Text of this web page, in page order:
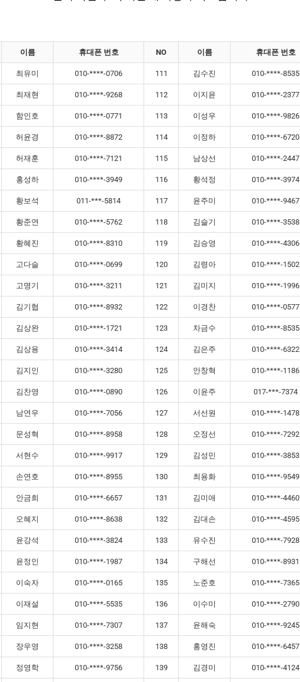
이름 휴대폰 번호 NO 이름 휴대폰 번호
최유미 010-****-0706 111 김수진 010-****-8535
최재현 010-****-9268 112 이지윤 010-****-2377
함인호 010-****-0771 113 이성우 010-****-9826
허윤경 010-****-8872 114 이정하 010-****-6720
허재훈 010-****-7121 115 남상선 010-****-2447
홍성하 010-****-3949 116 황석정 010-****-3974
황보석 011-***-5814 117 윤주미 010-****-9467
황준연 010-****-5762 118 김슬기 010-****-3538
황혜진 010-****-8310 119 김승영 010-****-4306
고다슬 010-****-0699 120 김령아 010-****-1502
고명기 010-****-3211 121 김미지 010-****-1996
김기협 010-****-8932 122 이경찬 010-****-0577
김상완 010-****-1721 123 차금수 010-****-8535
김상용 010-****-3414 124 김은주 010-****-6322
김지인 010-****-3280 125 안창혁 010-****-1186
김찬영 010-****-0890 126 이윤주 017-***-7374
남연우 010-****-7056 127 서선원 010-****-1478
문성혁 010-****-8958 128 오정선 010-****-7292
서현수 010-****-9917 129 김성민 010-****-3853
손연호 010-****-8955 130 최용화 010-****-9549
안금희 010-****-6657 131 김미애 010-****-4460
오혜지 010-****-8638 132 김대손 010-****-4595
윤강석 010-****-3824 133 유수진 010-****-7928
윤정인 010-****-1987 134 구해선 010-****-8931
이숙자 010-****-0165 135 노준호 010-****-7365
이재설 010-****-5535 136 이수미 010-****-2790
임지현 010-****-7307 137 윤해숙 010-****-9245
장우영 010-****-3258 138 홍영진 010-****-6457
정영학 010-****-9756 139 김경미 010-****-4124